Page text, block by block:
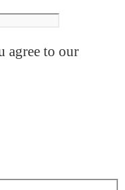
agree to our